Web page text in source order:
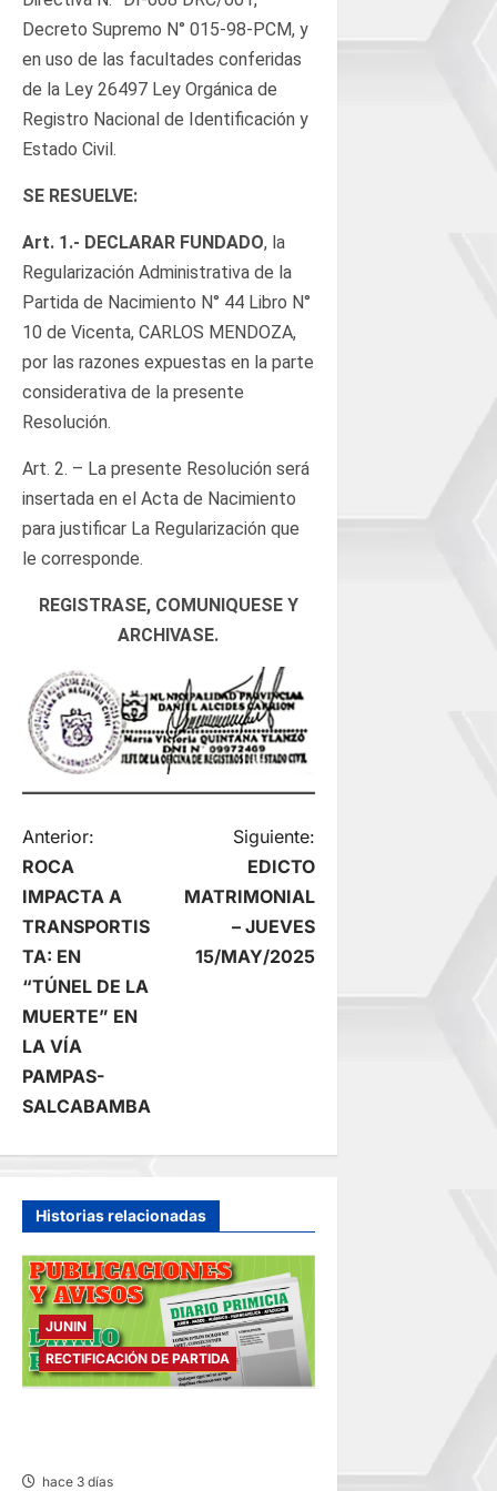
Decreto Supremo N° 015-98-PCM, y
en uso de las facultades conferidas
de la Ley 26497 Ley Orgánica de
Registro Nacional de Identificación y
Estado Civil.
SE RESUELVE:
Art. 1.- DECLARAR FUNDADO, la
Regularización Administrativa de la
Partida de Nacimiento N° 44 Libro N°
10 de Vicenta, CARLOS MENDOZA,
por las razones expuestas en la parte
considerativa de la presente
Resolución.
Art. 2. – La presente Resolución será
insertada en el Acta de Nacimiento
para justificar La Regularización que
le corresponde.
REGISTRASE, COMUNIQUESE Y
ARCHIVASE.
N
a
v
e
g
a
c
i
ó
n
d
e
Anterior:
ROCA
IMPACTA A
TRANSPORTIS
TA: EN
“TÚNEL DE LA
MUERTE” EN
LA VÍA
PAMPAS-
SALCABAMBA
Siguiente:
EDICTO
MATRIMONIAL
– JUEVES
15/MAY/2025
Historias relacionadas
JUNIN
RECTIFICACIÓN DE PARTIDA
hace 3 días